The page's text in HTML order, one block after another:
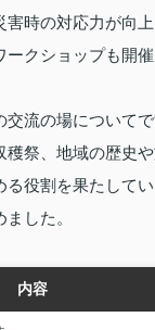
時の対応力が向
クショップも開
流の場について
祭、地域の歴史
役割を果たしてい
した。
内容